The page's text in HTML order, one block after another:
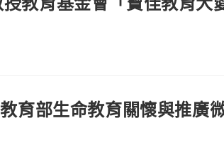
育部生命教育關懷與推廣